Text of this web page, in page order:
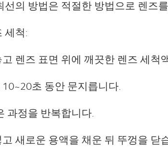
선의 방법은 적절한 방법으로 렌즈
세척:
렌즈 표면 위에 깨끗한 렌즈 세척
초 동안 문지릅니다.
과정을 반복합니다.
새로운 용액을 채운 뒤 뚜껑을 닫